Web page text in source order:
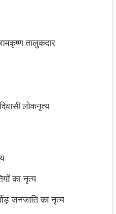
तालुकदार
लोकनृत्‍य
का नृत्‍य
जनजाति का नृत्‍य